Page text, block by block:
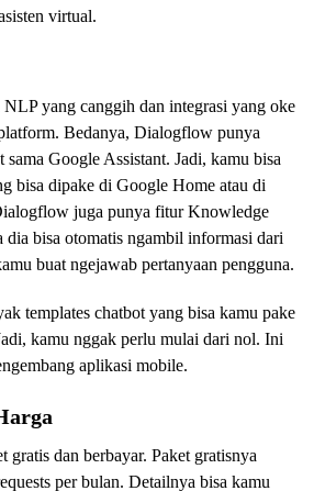
virtual.
yang canggih dan integrasi yang oke
Bedanya, Dialogflow punya
sama Google Assistant. Jadi, kamu bisa
bisa dipake di Google Home atau di
juga punya fitur Knowledge
dia bisa otomatis ngambil informasi dari
buat ngejawab pertanyaan pengguna.
templates chatbot yang bisa kamu pake
kamu nggak perlu mulai dari nol. Ini
aplikasi mobile.
dan berbayar. Paket gratisnya
per bulan. Detailnya bisa kamu